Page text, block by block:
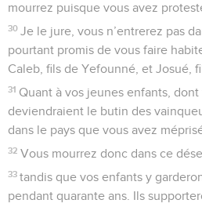
mourrez puisque vous avez
30 Je le jure, vous n’entrerez pas
pourtant promis de vous faire
Caleb, fils de Yefounné, et Josué,
31 Quant à vos jeunes enfants, dont
deviendraient le butin des
dans le pays que vous avez
32 Vous mourrez donc dans ce
33 tandis que vos enfants y
pendant quarante ans. Ils